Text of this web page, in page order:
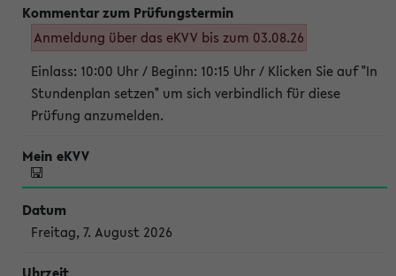
Anmeldung über das eKVV bis zum 03.08.26
Einlass: 10:00 Uhr / Beginn: 10:15 Uhr / Klicken Sie auf "In
Stundenplan setzen" um sich verbindlich für diese
Prüfung anzumelden.
Freitag, 7. August 2026